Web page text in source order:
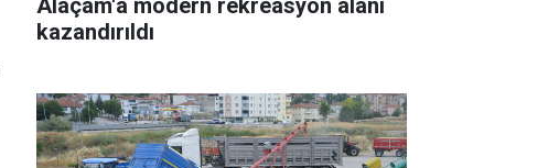
Alaçam'a modern rekreasyon alanı
kazandırıldı